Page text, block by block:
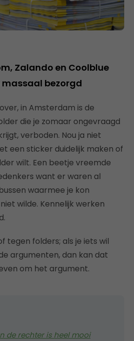
Zalando en Coolblue
bezorgd
in Amsterdam is de
die je zomaar ongevraagd
verboden. Nou ja niet
een sticker duidelijk maken of
wilt. Een beetje vreemde
want er waren al
waarmee je kon
wilde. Kennelijk werken
tegen folders; als je iets wil
argumenten, dan kan dat
om het argument.
de rechter is heel mooi